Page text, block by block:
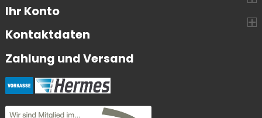
Ihr Konto
Kontaktdaten
Zahlung und Versand